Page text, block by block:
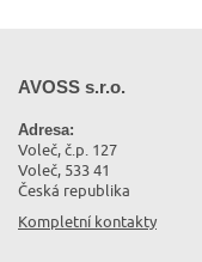
AVOSS s.r.o.
Adresa:
Voleč, č.p. 127
Voleč, 533 41
Česká republika
Kompletní kontakty